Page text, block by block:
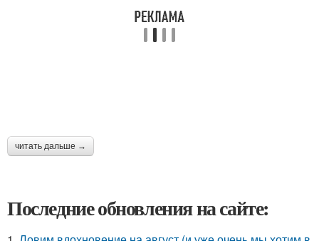
читать дальше →
Последние обновления на сайте: